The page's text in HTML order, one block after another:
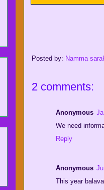
Posted by: Namma
2 comments:
Anonymous
We need
Reply
Anonymous
This year